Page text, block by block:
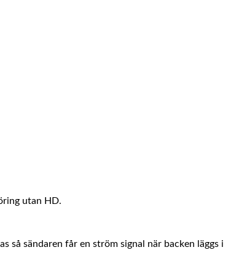
utan HD.
så sändaren får en ström signal när backen läggs i